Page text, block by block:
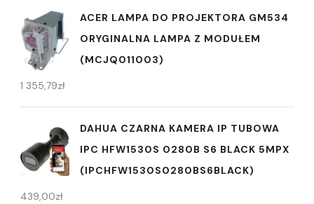
ACER LAMPA DO PROJEKTORA GM534
ORYGINALNA LAMPA Z MODUŁEM
(MCJQ011003)
1 355,79zł
DAHUA CZARNA KAMERA IP TUBOWA
IPC HFW1530S 0280B S6 BLACK 5MPX
(IPCHFW1530S0280BS6BLACK)
439,00zł